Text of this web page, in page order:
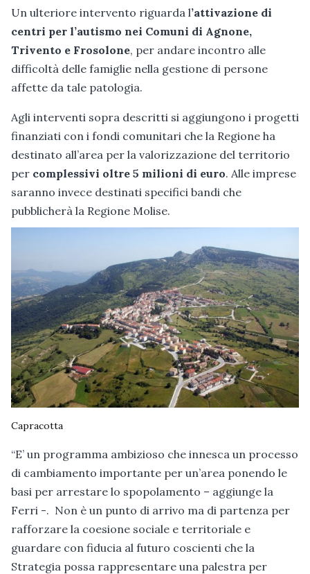
Un ulteriore intervento riguarda l’attivazione di
centri per l’autismo nei Comuni di Agnone,
Trivento e Frosolone, per andare incontro alle
difficoltà delle famiglie nella gestione di persone
affette da tale patologia.
Agli interventi sopra descritti si aggiungono i progetti
finanziati con i fondi comunitari che la Regione ha
destinato all’area per la valorizzazione del territorio
per complessivi oltre 5 milioni di euro. Alle imprese
saranno invece destinati specifici bandi che
pubblicherà la Regione Molise.
Capracotta
“E’ un programma ambizioso che innesca un processo
di cambiamento importante per un’area ponendo le
basi per arrestare lo spopolamento – aggiunge la
Ferri -. Non è un punto di arrivo ma di partenza per
rafforzare la coesione sociale e territoriale e
guardare con fiducia al futuro coscienti che la
Strategia possa rappresentare una palestra per